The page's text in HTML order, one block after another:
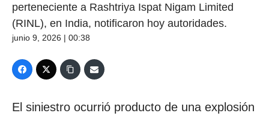
perteneciente a Rashtriya Ispat Nigam Limited
(RINL), en India, notificaron hoy autoridades.
junio 9, 2026 | 00:38
El siniestro ocurrió producto de una explosión